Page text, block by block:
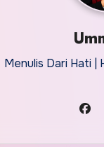
Menulis Dari Hati |